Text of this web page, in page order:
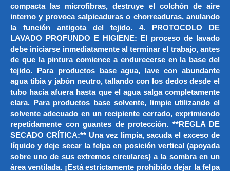
compacta las microfibras, destruye el colchón de aire
interno y provoca salpicaduras o chorreaduras, anulando
la función antigota del tejido. 4. PROTOCOLO DE
LAVADO PROFUNDO E HIGIENE: El proceso de lavado
debe iniciarse inmediatamente al terminar el trabajo, antes
de que la pintura comience a endurecerse en la base del
tejido. Para productos base agua, lave con abundante
agua tibia y jabón neutro, tallando con los dedos desde el
tubo hacia afuera hasta que el agua salga completamente
clara. Para productos base solvente, limpie utilizando el
solvente adecuado en un recipiente cerrado, exprimiendo
repetidamente con guantes de protección. **REGLA DE
SECADO CRÍTICA:** Una vez limpia, sacuda el exceso de
líquido y deje secar la felpa en posición vertical (apoyada
sobre uno de sus extremos circulares) a la sombra en un
área ventilada. ¡Está estrictamente prohibido dejar la felpa